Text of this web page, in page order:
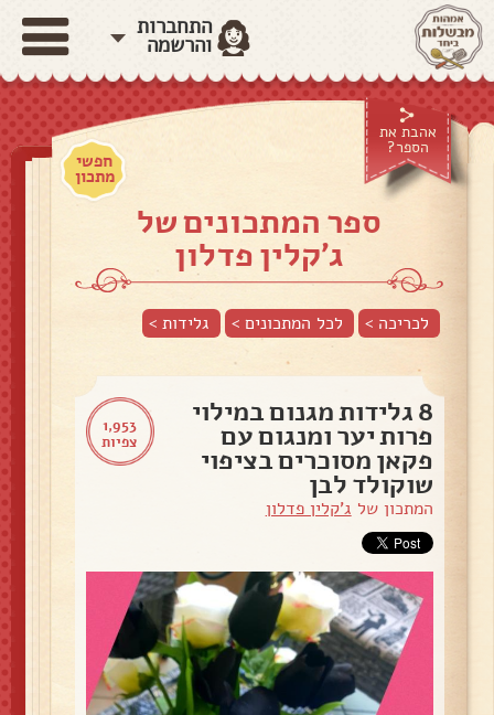
התחברות
והרשמה
אהבת את
הספר?
חפשי
מתכון
ספר המתכונים של
ג'קלין פדלון
לכריכה > לכל המתכונים > גלידות>
1,953
צפיות
8 גלידות מגנום במילוי
פרות יער ומנגום עם
פקאן מסוכרים בציפוי
שוקולד לבן
המתכון של ג'קלין פדלון